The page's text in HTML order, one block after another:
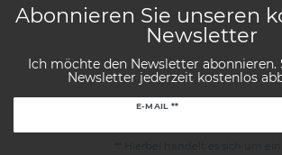
Abonnieren Sie unseren
Newsletter
Ich möchte den Newsletter abonnieren.
Newsletter jederzeit kostenlos
E-MAIL **